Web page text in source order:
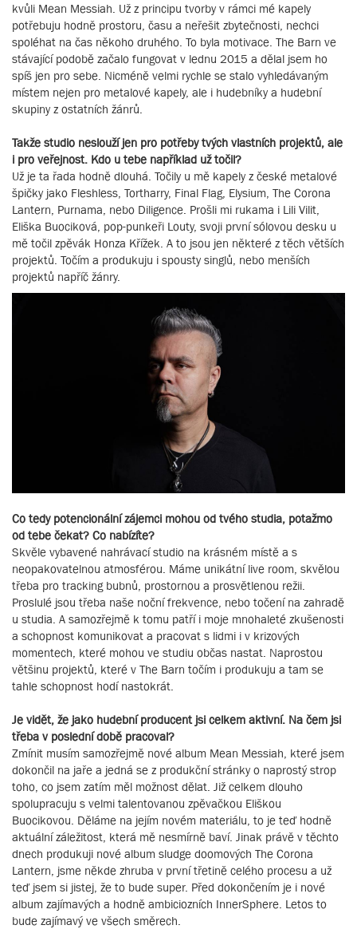
kvůli Mean Messiah. Už z principu tvorby v rámci mé kapely
potřebuju hodně prostoru, času a neřešit zbytečnosti, nechci
spoléhat na čas někoho druhého. To byla motivace. The Barn ve
stávající podobě začalo fungovat v lednu 2015 a dělal jsem ho
spíš jen pro sebe. Nicméně velmi rychle se stalo vyhledávaným
místem nejen pro metalové kapely, ale i hudebníky a hudební
skupiny z ostatních žánrů.
Takže studio neslouží jen pro potřeby tvých vlastních projektů, ale
i pro veřejnost. Kdo u tebe například už točil?
Už je ta řada hodně dlouhá. Točily u mě kapely z české metalové
špičky jako Fleshless, Tortharry, Final Flag, Elysium, The Corona
Lantern, Purnama, nebo Diligence. Prošli mi rukama i Lili Vilit,
Eliška Buociková, pop-punkeři Louty, svoji první sólovou desku u
mě točil zpěvák Honza Křížek. A to jsou jen některé z těch větších
projektů. Točím a produkuju i spousty singlů, nebo menších
projektů napříč žánry.
Co tedy potencionální zájemci mohou od tvého studia, potažmo
od tebe čekat? Co nabízíte?
Skvěle vybavené nahrávací studio na krásném místě a s
neopakovatelnou atmosférou. Máme unikátní live room, skvělou
třeba pro tracking bubnů, prostornou a prosvětlenou režii.
Proslulé jsou třeba naše noční frekvence, nebo točení na zahradě
u studia. A samozřejmě k tomu patří i moje mnohaleté zkušenosti
a schopnost komunikovat a pracovat s lidmi i v krizových
momentech, které mohou ve studiu občas nastat. Naprostou
většinu projektů, které v The Barn točím i produkuju a tam se
tahle schopnost hodí nastokrát.
Je vidět, že jako hudební producent jsi celkem aktivní. Na čem jsi
třeba v poslední době pracoval?
Zmínit musím samozřejmě nové album Mean Messiah, které jsem
dokončil na jaře a jedná se z produkční stránky o naprostý strop
toho, co jsem zatím měl možnost dělat. Již celkem dlouho
spolupracuju s velmi talentovanou zpěvačkou Eliškou
Buocikovou. Děláme na jejím novém materiálu, to je teď hodně
aktuální záležitost, která mě nesmírně baví. Jinak právě v těchto
dnech produkuji nové album sludge doomových The Corona
Lantern, jsme někde zhruba v první třetině celého procesu a už
teď jsem si jistej, že to bude super. Před dokončením je i nové
album zajímavých a hodně ambiciozních InnerSphere. Letos to
bude zajímavý ve všech směrech.